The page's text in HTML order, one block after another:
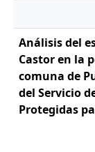
Análisis del
Castor en la
comuna de
del Servicio
Protegidas